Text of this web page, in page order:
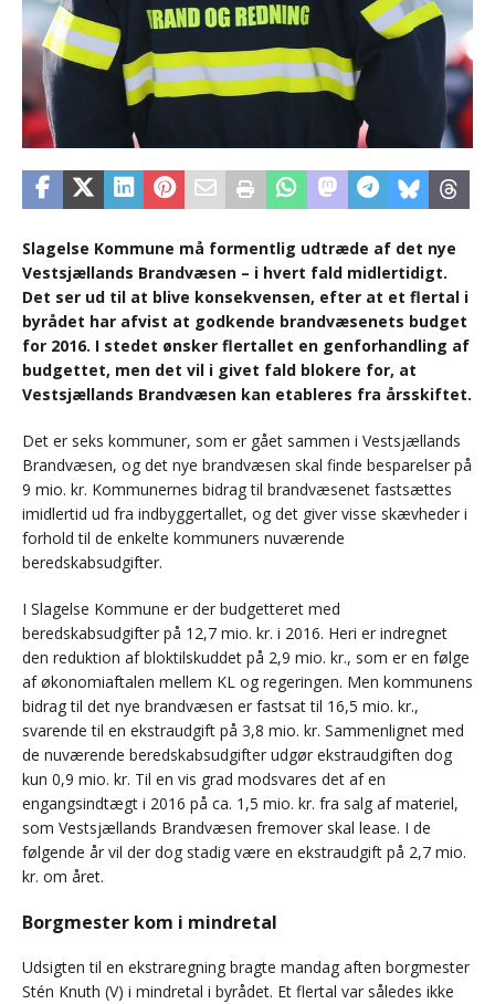
Slagelse Kommune må formentlig udtræde af det nye
Vestsjællands Brandvæsen – i hvert fald midlertidigt.
Det ser ud til at blive konsekvensen, efter at et flertal i
byrådet har afvist at godkende brandvæsenets budget
for 2016. I stedet ønsker flertallet en genforhandling af
budgettet, men det vil i givet fald blokere for, at
Vestsjællands Brandvæsen kan etableres fra årsskiftet.
Det er seks kommuner, som er gået sammen i Vestsjællands
Brandvæsen, og det nye brandvæsen skal finde besparelser på
9 mio. kr. Kommunernes bidrag til brandvæsenet fastsættes
imidlertid ud fra indbyggertallet, og det giver visse skævheder i
forhold til de enkelte kommuners nuværende
beredskabsudgifter.
I Slagelse Kommune er der budgetteret med
beredskabsudgifter på 12,7 mio. kr. i 2016. Heri er indregnet
den reduktion af bloktilskuddet på 2,9 mio. kr., som er en følge
af økonomiaftalen mellem KL og regeringen. Men kommunens
bidrag til det nye brandvæsen er fastsat til 16,5 mio. kr.,
svarende til en ekstraudgift på 3,8 mio. kr. Sammenlignet med
de nuværende beredskabsudgifter udgør ekstraudgiften dog
kun 0,9 mio. kr. Til en vis grad modsvares det af en
engangsindtægt i 2016 på ca. 1,5 mio. kr. fra salg af materiel,
som Vestsjællands Brandvæsen fremover skal lease. I de
følgende år vil der dog stadig være en ekstraudgift på 2,7 mio.
kr. om året.
Borgmester kom i mindretal
Udsigten til en ekstraregning bragte mandag aften borgmester
Stén Knuth (V) i mindretal i byrådet. Et flertal var således ikke